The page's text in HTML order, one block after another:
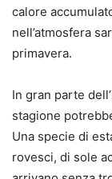
calore
nell’atmosfera
primavera.
In gran parte dell’
stagione
Una specie di
rovesci, di sole